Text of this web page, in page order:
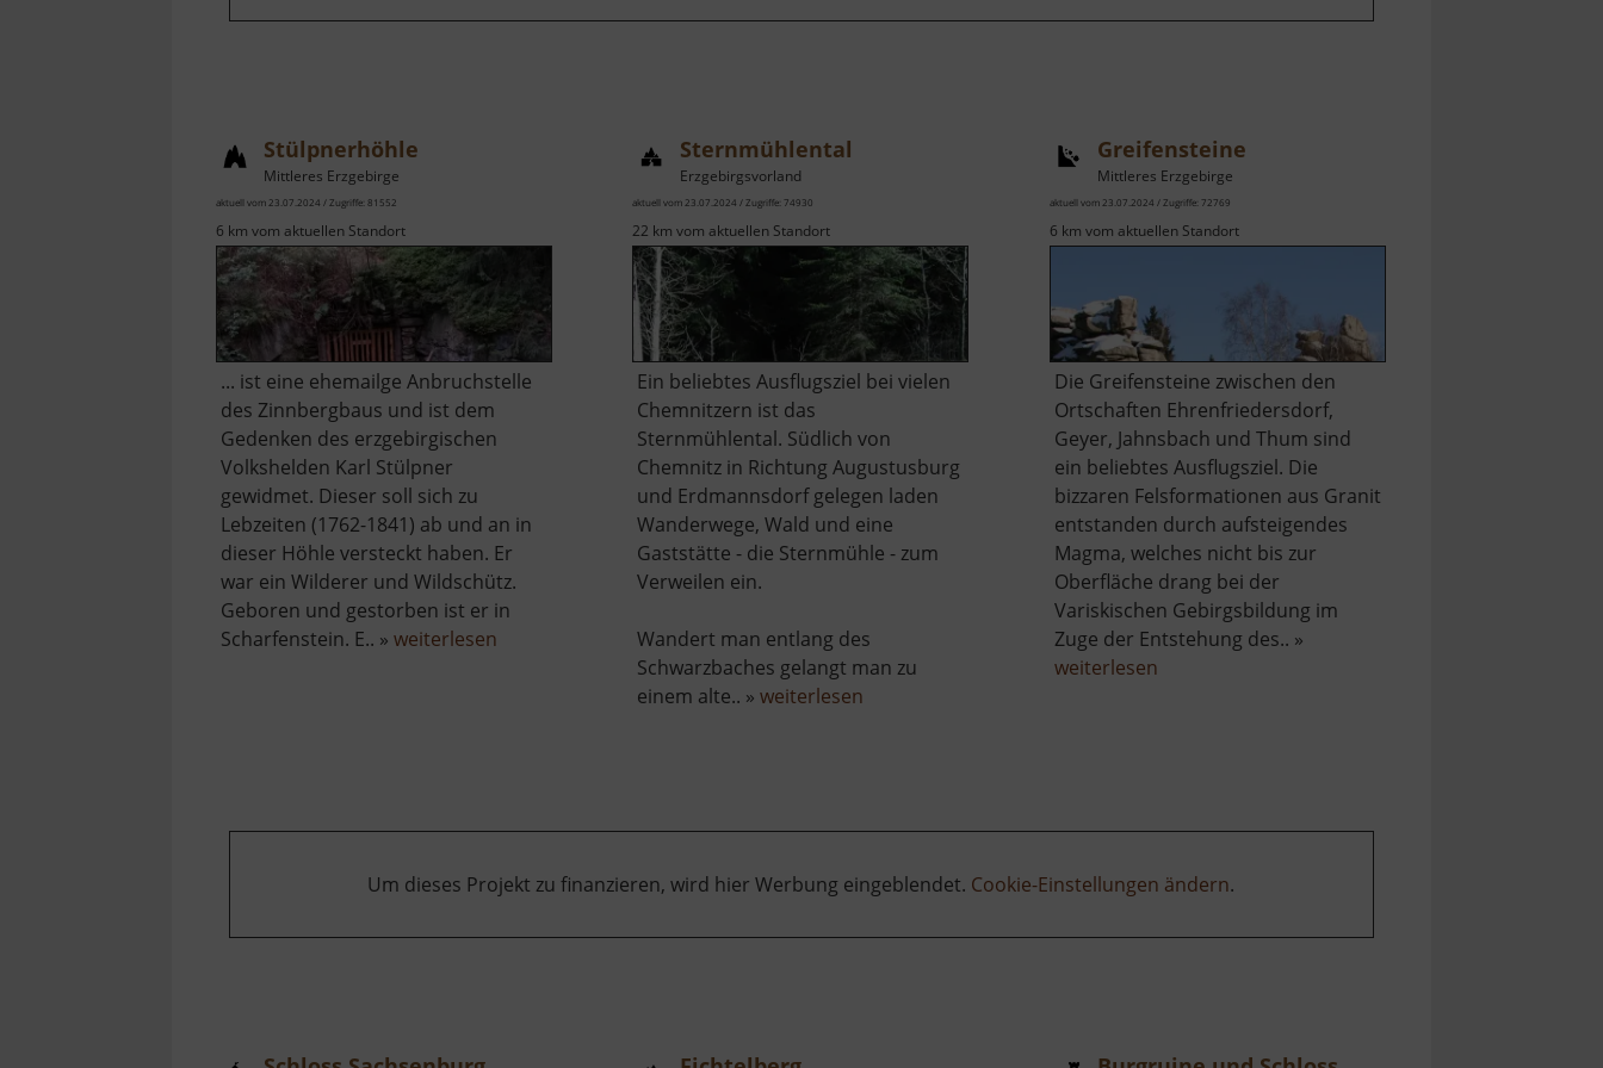
Stülpnerhöhle
Mittleres Erzgebirge
aktuell vom 23.07.2024 / Zugriffe: 81552
6 km vom aktuellen Standort
... ist eine ehemailge Anbruchstelle
des Zinnbergbaus und ist dem
Gedenken des erzgebirgischen
Volkshelden Karl Stülpner
gewidmet. Dieser soll sich zu
Lebzeiten (1762-1841) ab und an in
dieser Höhle versteckt haben. Er
war ein Wilderer und Wildschütz.
Geboren und gestorben ist er in
Scharfenstein. E.. » weiterlesen
Sternmühlental
Erzgebirgsvorland
aktuell vom 23.07.2024 / Zugriffe: 74930
22 km vom aktuellen Standort
Ein beliebtes Ausflugsziel bei vielen
Chemnitzern ist das
Sternmühlental. Südlich von
Chemnitz in Richtung Augustusburg
und Erdmannsdorf gelegen laden
Wanderwege, Wald und eine
Gaststätte - die Sternmühle - zum
Verweilen ein.
Wandert man entlang des
Schwarzbaches gelangt man zu
einem alte.. »weiterlesen
Greifensteine
Mittleres Erzgebirge
aktuell vom 23.07.2024 / Zugriffe: 72769
6 km vom aktuellen Standort
Die Greifensteine zwischen den
Ortschaften Ehrenfriedersdorf,
Geyer, Jahnsbach und Thum sind
ein beliebtes Ausflugsziel. Die
bizzaren Felsformationen aus Granit
entstanden durch aufsteigendes
Magma, welches nicht bis zur
Oberfläche drang bei der
Variskischen Gebirgsbildung im
Zuge der Entstehung des.. »
weiterlesenüber
Um dieses Projekt zu finanzieren, wird hier Werbung eingeblendet. Cookie-Einstellungen ändern.